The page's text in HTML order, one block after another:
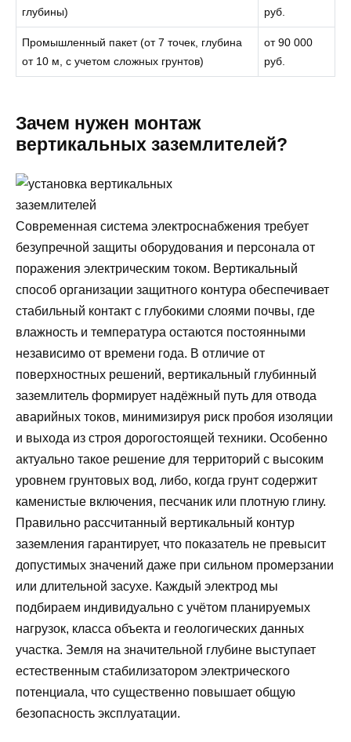
глубины)
руб.
Промышленный пакет (от 7 точек, глубина
от 10 м, с учетом сложных грунтов)
от 90 000
руб.
Зачем нужен монтаж
вертикальных заземлителей?
Современная система электроснабжения требует
безупречной защиты оборудования и персонала от
поражения электрическим током. Вертикальный
способ организации защитного контура обеспечивает
стабильный контакт с глубокими слоями почвы, где
влажность и температура остаются постоянными
независимо от времени года. В отличие от
поверхностных решений, вертикальный глубинный
заземлитель формирует надёжный путь для отвода
аварийных токов, минимизируя риск пробоя изоляции
и выхода из строя дорогостоящей техники. Особенно
актуально такое решение для территорий с высоким
уровнем грунтовых вод, либо, когда грунт содержит
каменистые включения, песчаник или плотную глину.
Правильно рассчитанный вертикальный контур
заземления гарантирует, что показатель не превысит
допустимых значений даже при сильном промерзании
или длительной засухе. Каждый электрод мы
подбираем индивидуально с учётом планируемых
нагрузок, класса объекта и геологических данных
участка. Земля на значительной глубине выступает
естественным стабилизатором электрического
потенциала, что существенно повышает общую
безопасность эксплуатации.